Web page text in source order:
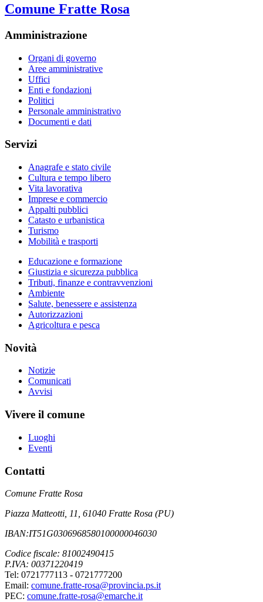
Comune Fratte Rosa
Amministrazione
Organi di governo
Aree amministrative
Uffici
Enti e fondazioni
Politici
Personale amministrativo
Documenti e dati
Servizi
Anagrafe e stato civile
Cultura e tempo libero
Vita lavorativa
Imprese e commercio
Appalti pubblici
Catasto e urbanistica
Turismo
Mobilità e trasporti
Educazione e formazione
Giustizia e sicurezza pubblica
Tributi, finanze e contravvenzioni
Ambiente
Salute, benessere e assistenza
Autorizzazioni
Agricoltura e pesca
Novità
Notizie
Comunicati
Avvisi
Vivere il comune
Luoghi
Eventi
Contatti
Comune Fratte Rosa
Piazza Matteotti, 11, 61040 Fratte Rosa (PU)
IBAN:IT51G0306968580100000046030
Codice fiscale: 81002490415
P.IVA: 00371220419
Tel: 0721777113 - 0721777200
Email: comune.fratte-rosa@provincia.ps.it
PEC: comune.fratte-rosa@emarche.it